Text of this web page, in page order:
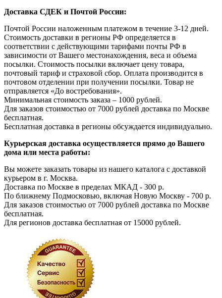
Доставка СДЕК и Почтой России:
Почтой России наложенным платежом в течение 3-12 дней.
Стоимость доставки в регионы РФ определяется в
соответствии с действующими тарифами почты РФ в
зависимости от Вашего местонахождения, веса и объема
посылки. Стоимость посылки включает цену товара,
почтовый тариф и страховой сбор. Оплата производится в
почтовом отделении при получении посылки. Товар не
отправляется «До востребования».
Минимальная стоимость заказа – 1000 рублей.
Для заказов стоимостью от 7000 рублей доставка по Москве
бесплатная.
Бесплатная доставка в регионы обсуждается индивидуально.
Курьерская доставка осуществляется прямо до Вашего
дома или места работы:
Вы можете заказать товары из нашего каталога с доставкой
курьером в г. Москва.
Доставка по Москве в пределах МКАД - 300 р.
По ближнему Подмосковью, включая Новую Москву - 700 р.
Для заказов стоимостью от 7000 рублей доставка по Москве
бесплатная.
Для регионов доставка бесплатная от 15000 рублей.